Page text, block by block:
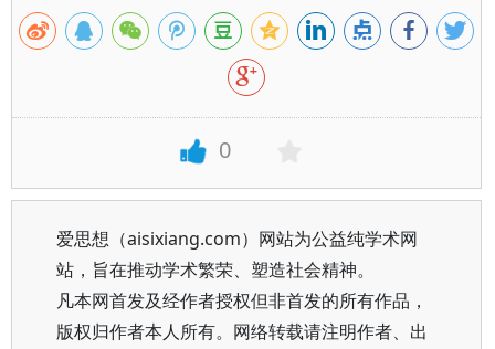
0
爱思想（aisixiang.com）网站为公益纯学术网
站，旨在推动学术繁荣、塑造社会精神。
凡本网首发及经作者授权但非首发的所有作品，
版权归作者本人所有。网络转载请注明作者、出